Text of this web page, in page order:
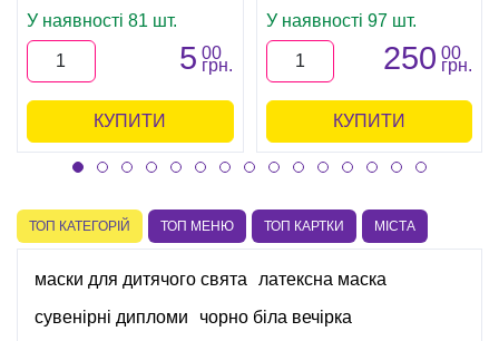
У наявності 81 шт.
5 00
грн.
КУПИТИ
У наявності 97 шт.
250 00
грн.
КУПИТИ
ТОП КАТЕГОРІЙ ТОП МЕНЮ ТОП КАРТКИ МІСТА
маски для дитячого свята латексна маска
сувенірні дипломи
чорно біла вечірка